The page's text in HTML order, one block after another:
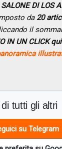
DI LOS
da 20
il
IN UN CLICK
tutti gli altri
su Telegram